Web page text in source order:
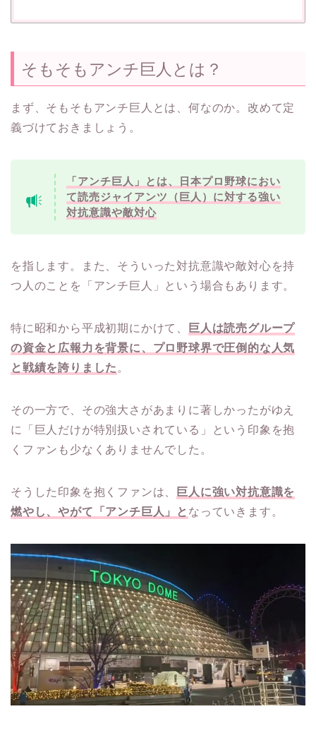
そもそもアンチ巨人とは？
まず、そもそもアンチ巨人とは、何なのか。改めて定
義づけておきましょう。
「アンチ巨人」とは、日本プロ野球におい
て読売ジャイアンツ（巨人）に対する強い
対抗意識や敵対心
を指します。また、そういった対抗意識や敵対心を持
つ人のことを「アンチ巨人」という場合もあります。
特に昭和から平成初期にかけて、 巨人は読売グループ
の資金と広報力を背景に、プロ野球界で圧倒的な人気
と戦績を誇りました。
その一方で、その強大さがあまりに著しかったがゆえ
に「巨人だけが特別扱いされている」という印象を抱
くファンも少なくありませんでした。
そうした印象を抱くファンは、 巨人に強い対抗意識を
燃やし、やがて「アンチ巨人」となっていきます。